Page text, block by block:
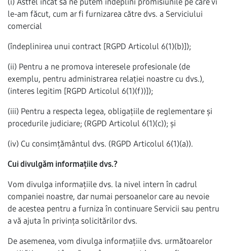
le-am făcut, cum ar fi furnizarea către dvs. a Serviciului
comercial
(îndeplinirea unui contract [RGPD Articolul 6(1)(b)]);
(ii) Pentru a ne promova interesele profesionale (de
exemplu, pentru administrarea relației noastre cu dvs.),
(interes legitim [RGPD Articolul 6(1)(f))]);
(iii) Pentru a respecta legea, obligațiile de reglementare și
procedurile judiciare; (RGPD Articolul 6(1)(c)); și
(iv) Cu consimțământul dvs. (RGPD Articolul 6(1)(a)).
Cui divulgăm informațiile dvs.?
Vom divulga informațiile dvs. la nivel intern în cadrul
companiei noastre, dar numai persoanelor care au nevoie
de acestea pentru a furniza în continuare Servicii sau pentru
a vă ajuta în privința solicitărilor dvs.
De asemenea, vom divulga informațiile dvs. următoarelor